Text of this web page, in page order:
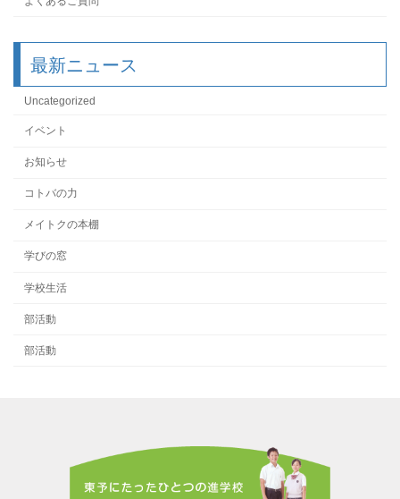
最新ニュース
Uncategorized
イベント
お知らせ
コトバの力
メイトクの本棚
学びの窓
学校生活
部活動
部活動